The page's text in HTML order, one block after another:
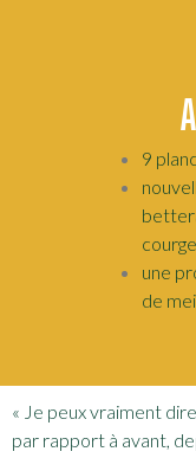
9
une
de
« Je peux vraiment
par rapport à avant,